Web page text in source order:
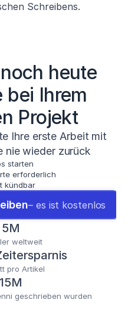
Schreibens.
heute
bei Ihrem
Projekt
Ihre erste Arbeit mit
nie wieder zurück
starten
erforderlich
kündbar
– es ist kostenlos
weltweit
pro Artikel
geschrieben wurden